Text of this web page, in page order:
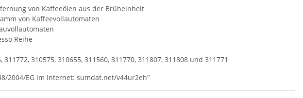
von Kaffeeölen aus der Brüheinheit
von Kaffeevollautomaten
Reihe
310575, 310655, 311560, 311770, 311807, 311808 und 311771
2004/EG im Internet: sumdat.net/v44ur2eh"